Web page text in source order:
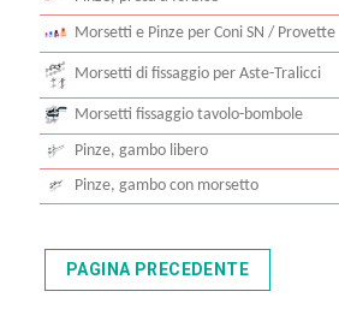
Morsetti e Pinze per Coni SN / Provette
Morsetti di fissaggio per Aste-Tralicci
Morsetti fissaggio tavolo-bombole
Pinze, gambo libero
Pinze, gambo con morsetto